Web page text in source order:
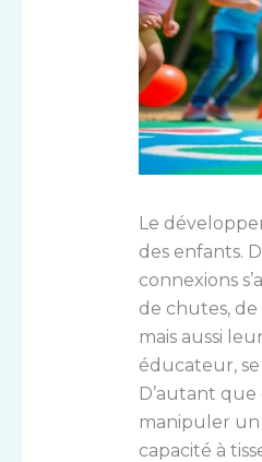
Le
des enfants.
connexions
de chutes, de
mais aussi
éducateur,
D’autant
manipuler un
capacité à